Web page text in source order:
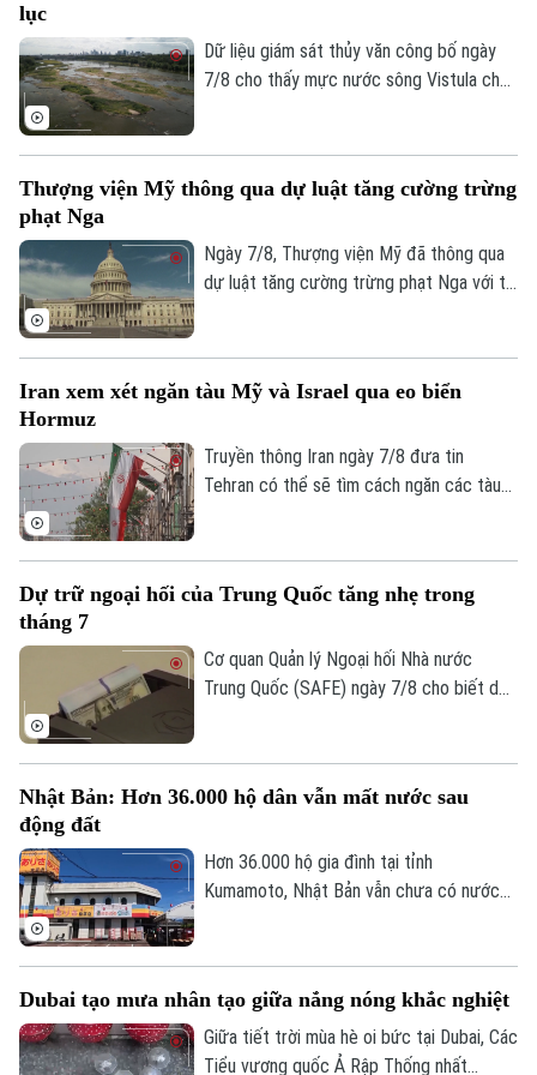
Chuyên mục
Thời sự
Hà Nội
Chính trị
An ninh trật tự
Công nghệ
Hà Nội
Nhịp sống Hà Nội
Người Hà Nội
Khoảnh khắc Hà Nội
Thế giới
Quân sự
Kinh tế
Tin tức
Nhà đất
lục
Dữ liệu giám sát thủy văn công bố ngày
7/8 cho thấy mực nước sông Vistula chảy
Thượng viện Mỹ thông qua dự luật tăng cường trừng
phạt Nga
Ngày 7/8, Thượng viện Mỹ đã thông qua
dự luật tăng cường trừng phạt Nga với tỷ
Iran xem xét ngăn tàu Mỹ và Israel qua eo biển
Hormuz
Truyền thông Iran ngày 7/8 đưa tin
Tehran có thể sẽ tìm cách ngăn các tàu
lược này cho hoạt động thương mại.
Dự trữ ngoại hối của Trung Quốc tăng nhẹ trong
tháng 7
Cơ quan Quản lý Ngoại hối Nhà nước
Trung Quốc (SAFE) ngày 7/8 cho biết dự
trên thị trường toàn cầu.
Nhật Bản: Hơn 36.000 hộ dân vẫn mất nước sau
động đất
Hơn 36.000 hộ gia đình tại tỉnh
Kumamoto, Nhật Bản vẫn chưa có nước
hoàn toàn nguồn cung cấp nước dự kiến
phải đến cuối tháng 8 mới hoàn tất.
Dubai tạo mưa nhân tạo giữa nắng nóng khắc nghiệt
Giữa tiết trời mùa hè oi bức tại Dubai, Các
Tiểu vương quốc Ả Rập Thống nhất